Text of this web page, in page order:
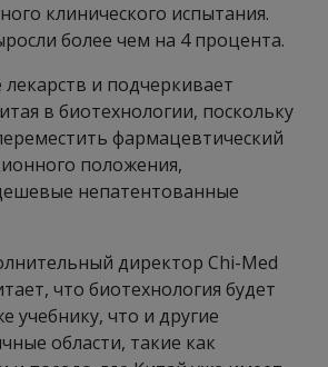
клинического испытания.
более чем на 4 процента.
и подчеркивает
в биотехнологии, поскольку
фармацевтический
положения,
непатентованные
директор Chi-Med
что биотехнология будет
учебнику, что и другие
области, такие как